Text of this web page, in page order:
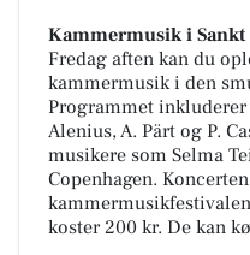
Kammermusik i
Fredag aften kan du
kammermusik i den
Programmet
Alenius, A. Pärt og P.
musikere som Selma
Copenhagen.
koster 200 kr. De kan